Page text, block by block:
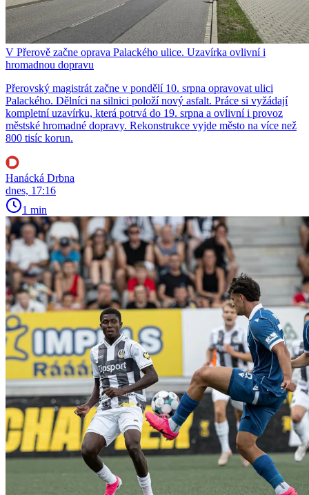
V Přerově začne oprava Palackého ulice. Uzavírka ovlivní i
hromadnou dopravu
Přerovský magistrát začne v pondělí 10. srpna opravovat ulici
Palackého. Dělníci na silnici položí nový asfalt. Práce si vyžádají
kompletní uzavírku, která potrvá do 19. srpna a ovlivní i provoz
městské hromadné dopravy. Rekonstrukce vyjde město na více než
800 tisíc korun.
Hanácká Drbna
dnes, 17:16
1 min